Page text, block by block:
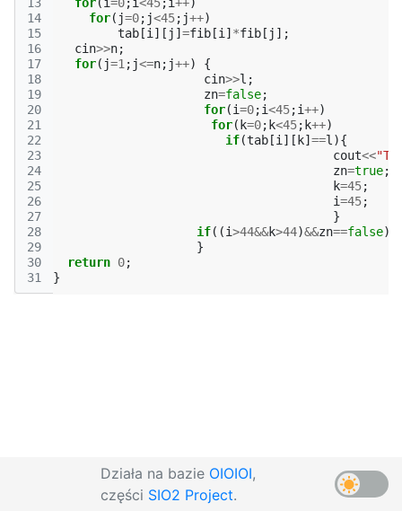
14
15
16
17
18
19
20
21
22
23
24
25
26
27
28
29
30
31
for( j=0; j<45; j++)
tab [i ][ j ] =fib [i ] *fib [ j ];
cin>>n;
for( j=1 ; j<=n; j++)
{
cin>>l ;
zn=false;
for(i=0;i<45;i++)
for( k=0; k<45; k++)
if(tab [i ][ k] ==l ){
cout<<
zn=true;
k=45;
i=45;
}
if((i>44&&k>44)&&zn==false)
}
return 0;
}
Działa na bazie OIOIOI,
części SIO2 Project.